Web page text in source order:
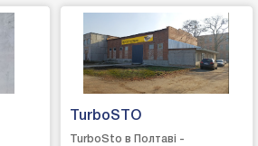
TurboSTO
TurboSto в Полтаві -